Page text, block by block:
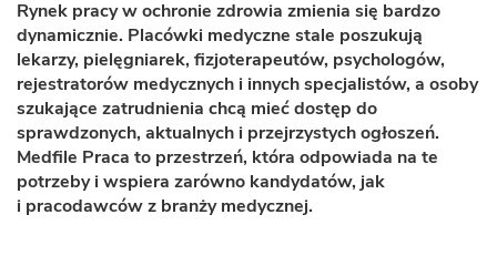
Rynek pracy w ochronie zdrowia zmienia się bardzo
dynamicznie. Placówki medyczne stale poszukują
lekarzy, pielęgniarek, fizjoterapeutów, psychologów,
rejestratorów medycznych i innych specjalistów, a osoby
szukające zatrudnienia chcą mieć dostęp do
sprawdzonych, aktualnych i przejrzystych ogłoszeń.
Medfile Praca to przestrzeń, która odpowiada na te
potrzeby i wspiera zarówno kandydatów, jak
i pracodawców z branży medycznej.